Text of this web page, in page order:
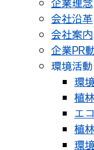
会社沿革
会社案内
企業PR
環境活動
環
植
エ
植
環